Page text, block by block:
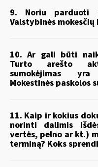
9. Noriu parduoti
Valstybinės
10. Ar gali būti
Turto arešto
sumokėjimas
Mokestinės paskolos
11. Kaip ir kokius
norinti dalimis
vertės, pelno ar kt.)
terminą? Koks